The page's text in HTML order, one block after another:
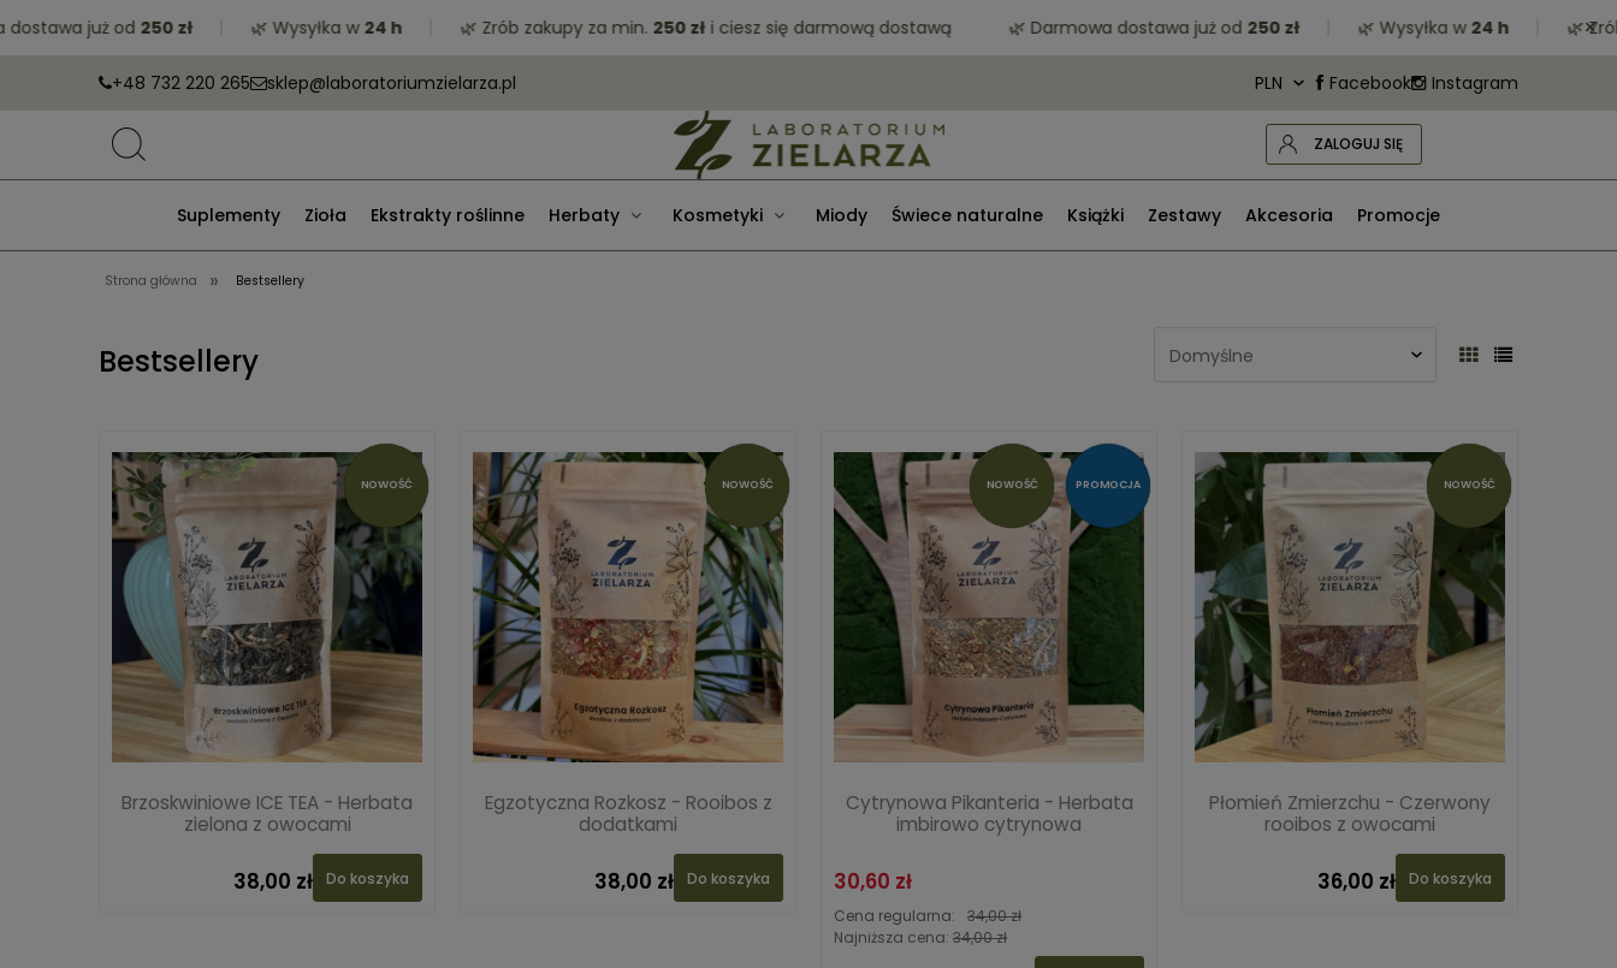
już od 250 zł 🌿 Wysyłka w24 h 🌿 Zrób zakupy za min.250 zł i ciesz się darmową dostawą 🌿 Darmowa dostawa już od 250 zł 🌿 Wysyłka w24 h 🌿 Zrób×
+48 732 220 265 sklep@laboratoriumzielarza.pl Facebook Instagram
ZALOGUJ SIĘ
Suplementy Zioła Ekstrakty roślinne Herbaty Kosmetyki Miody Świece naturalne Książki Zestawy Akcesoria Promocje
Strona główna » Bestsellery
Bestsellery
Brzoskwiniowe ICE TEA - Herbata
zielona z owocami
38,00 zł Do koszyka
NOWOŚĆ
Egzotyczna Rozkosz - Rooibos z
dodatkami
38,00 zł Do koszyka
NOWOŚĆ
Cytrynowa Pikanteria - Herbata
imbirowo cytrynowa
30,60 zł
Cena regularna:
34,00 zł
Najniższa cena: 34,00 zł
PROMOCJA
NOWOŚĆ
Płomień Zmierzchu - Czerwony
rooibos z owocami
36,00 zł Do koszyka
NOWOŚĆ